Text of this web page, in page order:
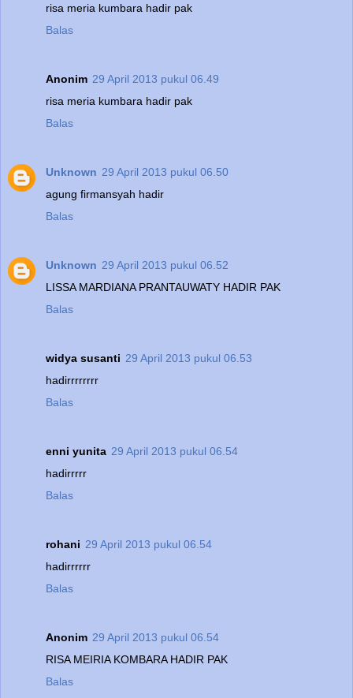
risa meria kumbara hadir pak
Balas
Anonim 29 April 2013 pukul 06.49
risa meria kumbara hadir pak
Balas
Unknown 29 April 2013 pukul 06.50
agung firmansyah hadir
Balas
Unknown 29 April 2013 pukul 06.52
LISSA MARDIANA PRANTAUWATY HADIR PAK
Balas
widya susanti 29 April 2013 pukul 06.53
hadirrrrrrrr
Balas
enni yunita 29 April 2013 pukul 06.54
hadirrrrr
Balas
rohani 29 April 2013 pukul 06.54
hadirrrrrr
Balas
Anonim 29 April 2013 pukul 06.54
RISA MEIRIA KOMBARA HADIR PAK
Balas